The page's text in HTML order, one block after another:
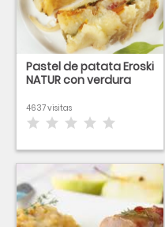
Pastel de patata Eroski
NATUR con verdura
4637 visitas